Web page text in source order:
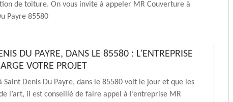
de toiture. On vous invite à appeler MR Couverture à
Payre 85580
DU PAYRE, DANS LE 85580 : L’ENTREPRISE
VOTRE PROJET
Denis Du Payre, dans le 85580 voit le jour et que les
l’art, il est conseillé de faire appel à l’entreprise MR